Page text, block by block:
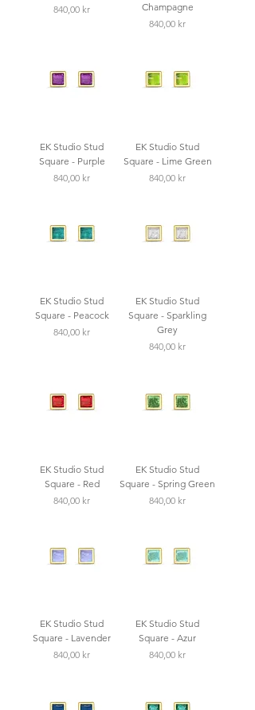
Pris
840,00 kr
Champagne
Pris
840,00 kr
EK Studio Stud
Square - Purple
Pris
840,00 kr
EK Studio Stud
Square - Lime Green
Pris
840,00 kr
EK Studio Stud
Square - Peacock
Pris
840,00 kr
EK Studio Stud
Square - Sparkling
Grey
Pris
840,00 kr
EK Studio Stud
Square - Red
Pris
840,00 kr
EK Studio Stud
Square - Spring Green
Pris
840,00 kr
EK Studio Stud
Square - Lavender
Pris
840,00 kr
EK Studio Stud
Square - Azur
Pris
840,00 kr